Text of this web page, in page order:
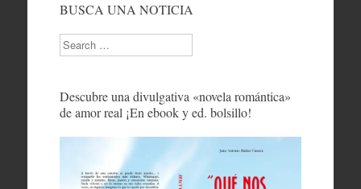
BUSCA UNA NOTICIA
Search
Descubre una divulgativa «novela romántica»
de amor real ¡En ebook y ed. bolsillo!